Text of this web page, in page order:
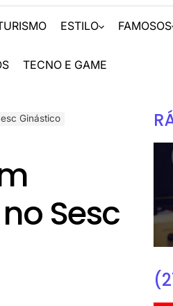
ESTILO FAMOSOS
TECNO E GAME
Ginástico
Sesc